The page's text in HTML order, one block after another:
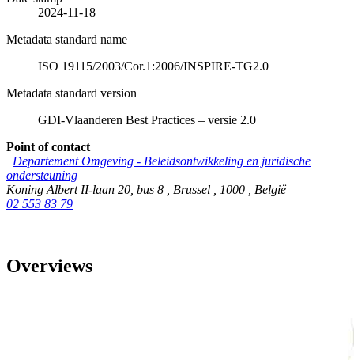
2024-11-18
Metadata standard name
ISO 19115/2003/Cor.1:2006/INSPIRE-TG2.0
Metadata standard version
GDI-Vlaanderen Best Practices – versie 2.0
Point of contact
Departement Omgeving - Beleidsontwikkeling en juridische
ondersteuning
Koning Albert II-laan 20, bus 8
Brussel 1000
België
02 553 83 79
Overviews